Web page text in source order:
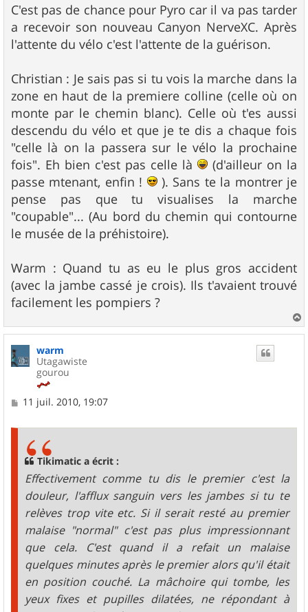
C'est pas de chance pour Pyro car il va pas tarder
a recevoir son nouveau Canyon NerveXC. Après
l'attente du vélo c'est l'attente de la guérison.
Christian : Je sais pas si tu vois la marche dans la
zone en haut de la premiere colline (celle où on
monte par le chemin blanc). Celle où t'es aussi
descendu du vélo et que je te dis a chaque fois
"celle là on la passera sur le vélo la prochaine
fois". Eh bien c'est pas celle là
(d'ailleur on la
passe mtenant, enfin !
). Sans te la montrer je
pense pas que tu visualises la marche
"coupable"... (Au bord du chemin qui contourne
le musée de la préhistoire).
Warm : Quand tu as eu le plus gros accident
(avec la jambe cassé je crois). Ils t'avaient trouvé
facilement les pompiers ?
a
warm
Utagawiste
gourou
M11 juil. 2010, 19:07
Tikimatic a écrit :
Effectivement comme tu dis le premier c'est la
douleur, l'afflux sanguin vers les jambes si tu te
relèves trop vite etc. Si il serait resté au premier
malaise "normal" c'est pas plus impressionnant
que cela. C'est quand il a refait un malaise
quelques minutes après le premier alors qu'il était
en position couché. La mâchoire qui tombe, les
yeux fixes et pupilles dilatées, ne répondant à